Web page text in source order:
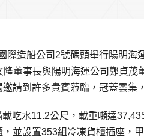
際造船公司2號碼頭舉行陽明海
董事長與陽明海運公司鄭貞茂
請到許多貴賓蒞臨，冠蓋雲集
吃水11.2公尺，載重噸達
並設置353組冷凍貨櫃插座，